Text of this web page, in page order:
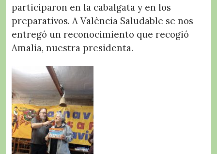
participaron en la cabalgata y en los
preparativos. A València Saludable se nos
entregó un reconocimiento que recogió
Amalia, nuestra presidenta.